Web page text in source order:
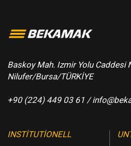
Baskoy Mah. Izmir Yolu Caddesi
Nilufer/Bursa/TÜRKİYE
+90 (224) 449 03 61 /
INSTITUTIONELL